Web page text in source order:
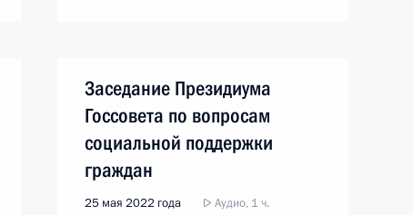
Заседание Президиума
Госсовета по вопросам
социальной поддержки
граждан
25 мая 2022 года Аудио, 1 ч.